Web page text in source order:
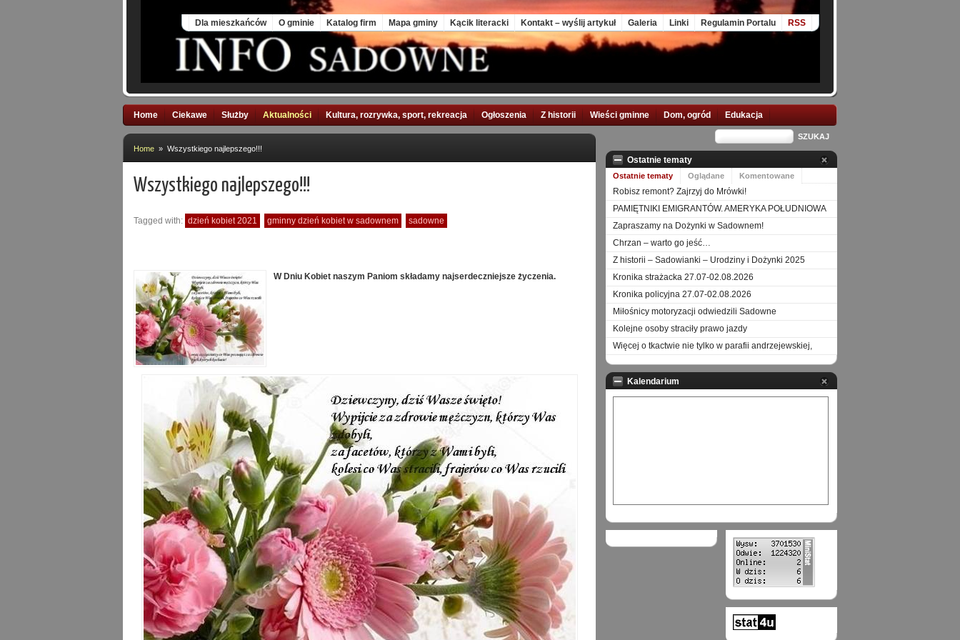
Dla mieszkańców O gminie Katalog firm Mapa gminy Kącik literacki Kontakt – wyślij artykuł Galeria Linki Regulamin Portalu RSS
Home Ciekawe Służby Aktualności Kultura, rozrywka, sport, rekreacja Ogłoszenia Z historii Wieści gminne Dom, ogród Edukacja
Home » Wszystkiego najlepszego!!!
Wszystkiego najlepszego!!!
Tagged with: dzień kobiet 2021 gminny dzień kobiet w sadownem sadowne
W Dniu Kobiet naszym Paniom składamy najserdeczniejsze życzenia.
Ostatnie tematy
Ostatnie tematy Oglądane Komentowane
Robisz remont? Zajrzyj do Mrówki!
PAMIĘTNIKI EMIGRANTÓW. AMERYKA POŁUDNIOWA
Zapraszamy na Dożynki w Sadownem!
Chrzan – warto go jeść…
Z historii – Sadowianki – Urodziny i Dożynki 2025
Kronika strażacka 27.07-02.08.2026
Kronika policyjna 27.07-02.08.2026
Miłośnicy motoryzacji odwiedzili Sadowne
Kolejne osoby straciły prawo jazdy
Więcej o tkactwie nie tylko w parafii andrzejewskiej,
Kalendarium